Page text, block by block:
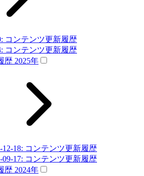
コンテンツ更新履歴
コンテンツ更新履歴
歴 2025年
12-18: コンテンツ更新履歴
09-17: コンテンツ更新履歴
歴 2024年